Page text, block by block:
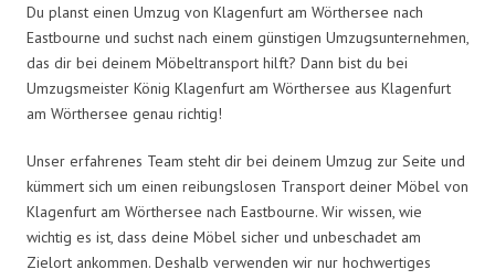
Du planst einen Umzug von Klagenfurt am Wörthersee nach
Eastbourne und suchst nach einem günstigen Umzugsunternehmen,
das dir bei deinem Möbeltransport hilft? Dann bist du bei
Umzugsmeister König Klagenfurt am Wörthersee aus Klagenfurt
am Wörthersee genau richtig!
Unser erfahrenes Team steht dir bei deinem Umzug zur Seite und
kümmert sich um einen reibungslosen Transport deiner Möbel von
Klagenfurt am Wörthersee nach Eastbourne. Wir wissen, wie
wichtig es ist, dass deine Möbel sicher und unbeschadet am
Zielort ankommen. Deshalb verwenden wir nur hochwertiges